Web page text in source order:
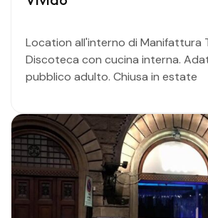
Location all'interno di Manifattura
Discoteca con cucina interna.
pubblico adulto. Chiusa in estate